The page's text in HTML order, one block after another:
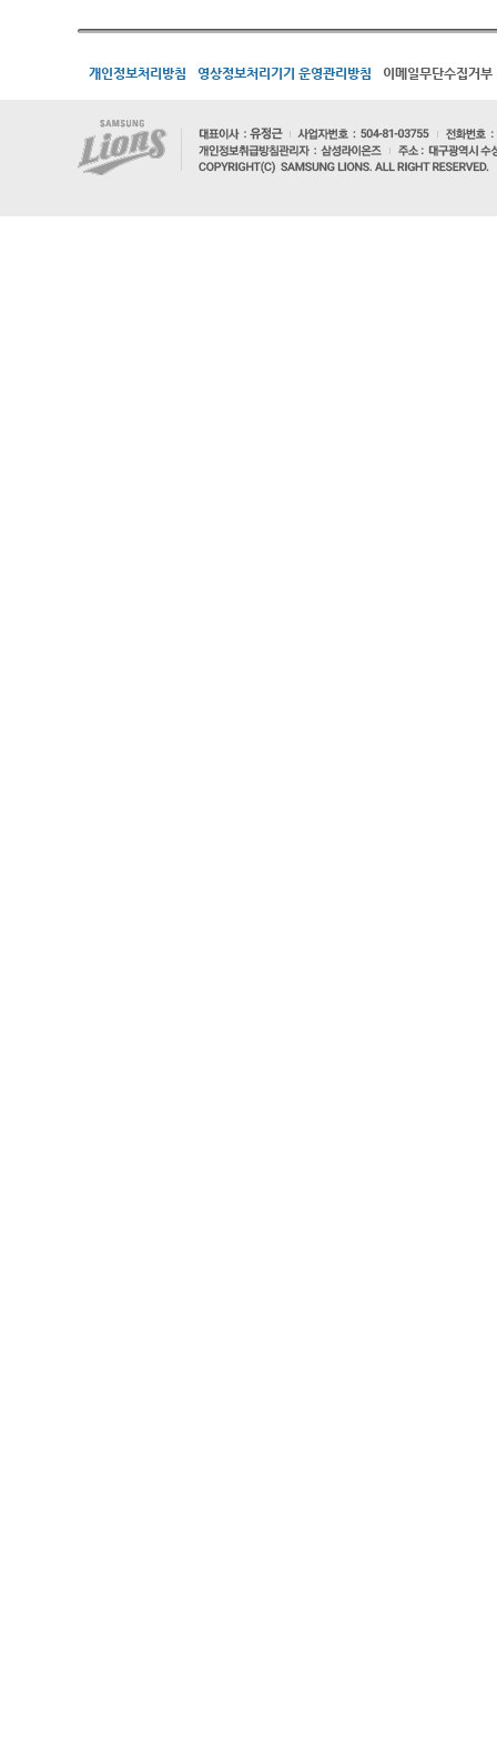
개인정보처리방침 영상정보처리기기 운영관리방침 이메일무단수집거부